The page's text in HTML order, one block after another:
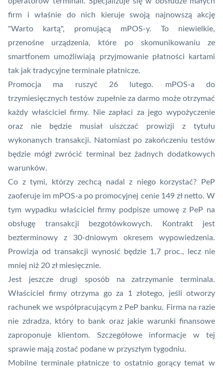
firm i właśnie do nich kieruje swoją najnowszą akcję
"Warto kartą", promującą mPOS-y. To niewielkie,
przenośne urządzenia, które po skomunikowaniu ze
smartfonem umożliwiają przyjmowanie płatności kartami
tak jak tradycyjne terminale płatnicze.
Promocja ma ruszyć 26 lutego. mPOS-a do
trzymiesięcznych testów zupełnie za darmo może otrzymać
każdy właściciel firmy. Nie zapłaci za jego wypożyczenie
oraz nie będzie musiał uiszczać prowizji z tytułu
wykonanych transakcji. Natomiast po zakończeniu testów
będzie mógł zwrócić terminal bez żadnych dodatkowych
warunków.
Co z tymi, którzy zechcą nadal z niego korzystać? PeP
zaoferuje im mPOS-a po promocyjnej cenie 149 zł netto. W
tym wypadku właściciel firmy podpisze umowę z PeP na
obsługę transakcji bezgotówkowych. Kontrakt jest
bezterminowy z 30-dniowym okresem wypowiedzenia.
Prowizja od transakcji wynosić będzie 1,7 proc., lecz nie
mniej niż 20 zł miesięcznie.
Jest jeszcze drugi sposób na zatrzymanie terminala.
Właściciel firmy otrzyma go za 1 złotego, jeśli otworzy
rachunek we współpracującym z PeP banku. Firma na razie
nie zdradza, który to bank oraz jakie warunki finansowe
zaproponuje klientom. Szczegółowe informacje w tej
sprawie mają zostać podane w przyszłym tygodniu.
Mobilne terminale płatnicze to ostatnio gorący temat w